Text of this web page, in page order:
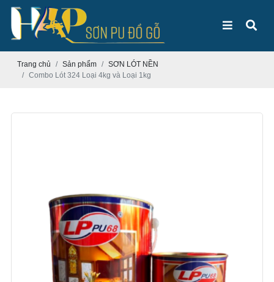
Trang chủ Sản phẩm
SƠN LÓT NỀN
Combo Lót 324 Loại 4kg và Loại 1kg